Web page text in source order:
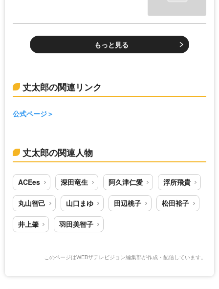
もっと見る
丈太郎の関連リンク
公式ページ
丈太郎の関連人物
ACEes 深田竜生 阿久津仁愛 浮所飛貴
丸山智己 山口まゆ 田辺桃子 松田裕子
井上肇 羽田美智子
このページはWEBザテレビジョン編集部が作成・配信しています。